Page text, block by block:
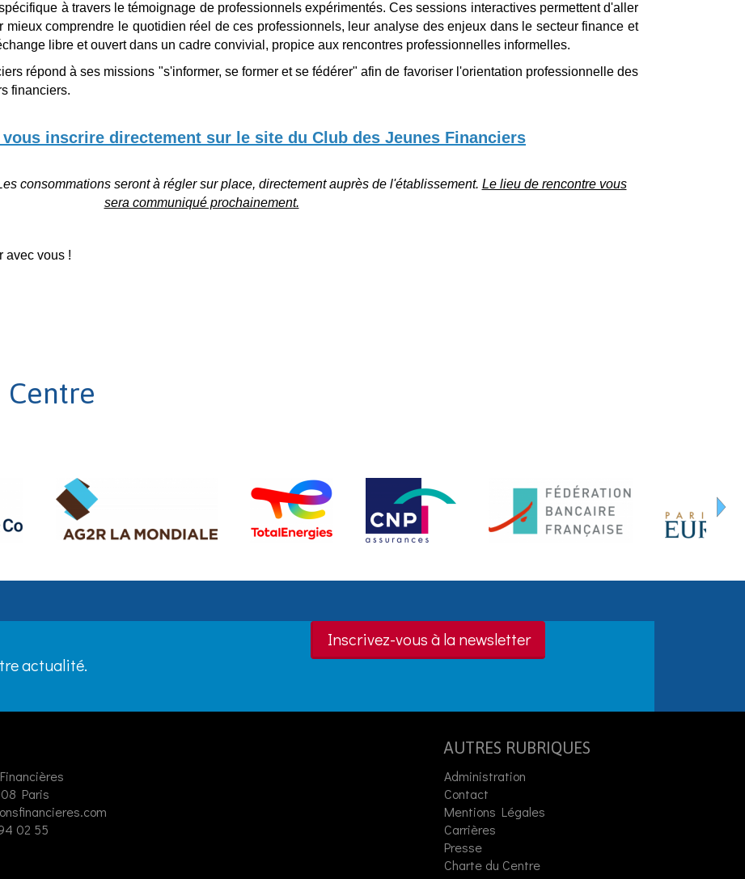
à travers le témoignage de professionnels expérimentés. Ces sessions interactives permettent d'aller
comprendre le quotidien réel de ces professionnels, leur analyse des enjeux dans le secteur finance et
libre et ouvert dans un cadre convivial, propice aux rencontres professionnelles informelles.
répond à ses missions "s'informer, se former et se fédérer" afin de favoriser l'orientation professionnelle des
financiers.
inscrire directement sur le site du Club des Jeunes Financiers
consommations seront à régler sur place, directement auprès de l'établissement. Le lieu de rencontre vous
sera communiqué prochainement.
avec vous !
Centre
actualité.
Inscrivez-vous à la newsletter
Paris
02 55
AUTRES RUBRIQUES
Administration
Contact
Mentions Légales
Carrières
Presse
Charte du Centre